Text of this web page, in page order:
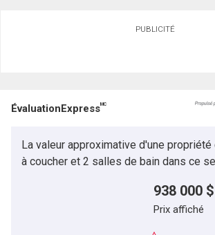
PUBLICITÉ
ÉvaluationExpressMC
La valeur approximative d'une propriété
à coucher et 2 salles de bain dans ce
938 000 $
Prix affiché